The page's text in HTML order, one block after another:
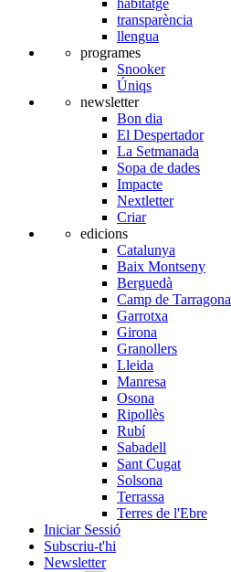
habitatge
transparència
llengua
programes
Snooker
Úniqs
newsletter
Bon dia
El Despertador
La Setmanada
Sopa de dades
Impacte
Nextletter
Criar
edicions
Catalunya
Baix Montseny
Berguedà
Camp de Tarragona
Garrotxa
Girona
Granollers
Lleida
Manresa
Osona
Ripollès
Rubí
Sabadell
Sant Cugat
Solsona
Terrassa
Terres de l'Ebre
Iniciar Sessió
Subscriu-t'hi
Newsletter